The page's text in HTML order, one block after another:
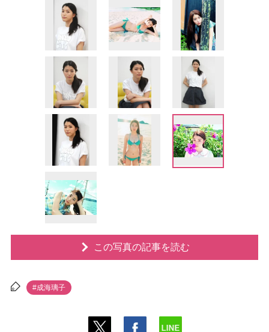
この写真の記事を読む
#成海璃子